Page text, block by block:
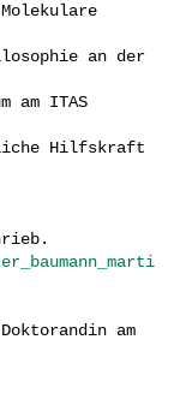
an der
am ITAS
Hilfskraft
am